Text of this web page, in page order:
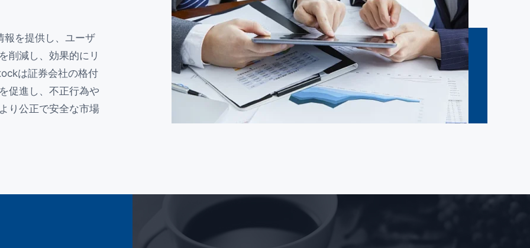
報を提供し、ユーザ
削減し、効果的にリ
は証券会社の格付
促進し、不正行為や
り公正で安全な市場